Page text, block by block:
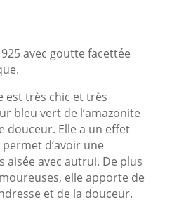
avec goutte facettée
est très chic et très
bleu vert de l’amazonite
douceur. Elle a un effet
d’avoir une
aisée avec autrui. De plus
elle apporte de
et de la douceur.